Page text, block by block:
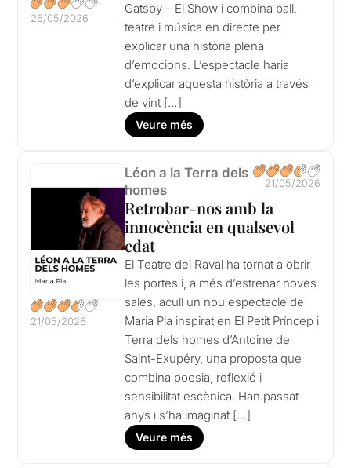
26/05/2026
Gatsby – El Show i combina ball,
teatre i música en directe per
explicar una història plena
d’emocions. L’espectacle haria
d’explicar aquesta història a través
de vint […]
Veure més
21/05/2026
Léon a la Terra dels
homes
21/05/2026
Retrobar-nos amb la
innocència en qualsevol
edat
El Teatre del Raval ha tornat a obrir
les portes i, a més d’estrenar noves
sales, acull un nou espectacle de
Maria Pla inspirat en El Petit Príncep i
Terra dels homes d’Antoine de
Saint-Exupéry, una proposta que
combina poesia, reflexió i
sensibilitat escènica. Han passat
anys i s’ha imaginat […]
Veure més